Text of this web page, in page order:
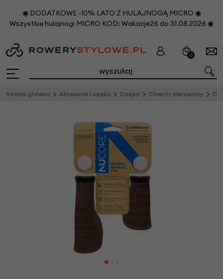
◉ DODATKOWE -10% LATO Z HULAJNOGĄ MICRO ◉
Wszystkie hulajnogi MICRO KOD: Wakacje26 do 31.08.2026 ◉
0
Strona główna Akcesoria i części Części Chwyty kierownicy